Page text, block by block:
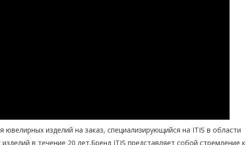
изделий на заказ, специализирующийся на ITIS в области
в течение 20 лет.Бренд ITIS представляет собой стремление к